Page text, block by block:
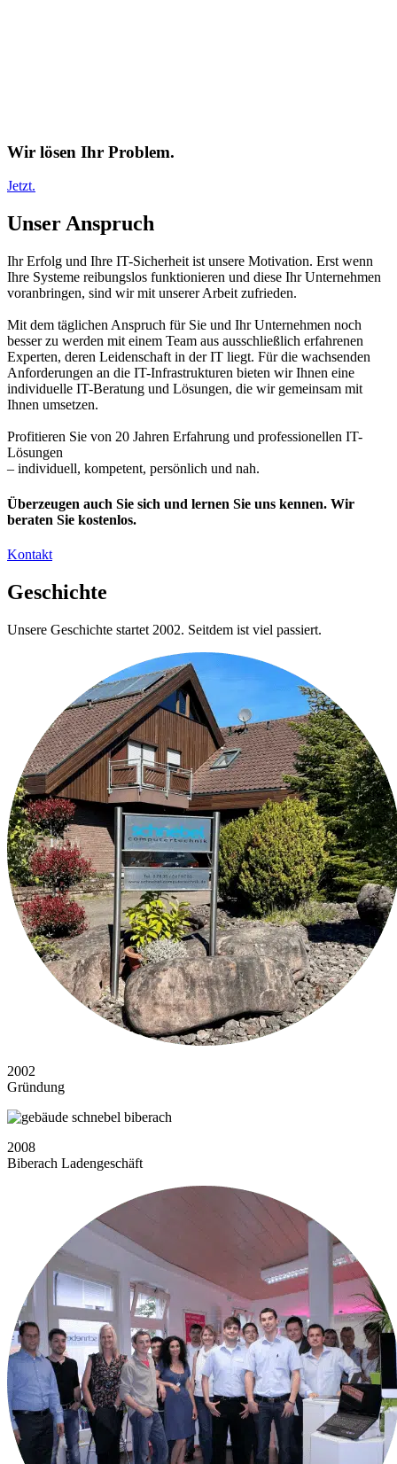
Wir lösen Ihr Problem.
Jetzt.
Unser Anspruch
Ihr Erfolg und Ihre IT-Sicherheit ist unsere Motivation. Erst wenn
Ihre Systeme reibungslos funktionieren und diese Ihr Unternehmen
voranbringen, sind wir mit unserer Arbeit zufrieden.
Mit dem täglichen Anspruch für Sie und Ihr Unternehmen noch
besser zu werden mit einem Team aus ausschließlich erfahrenen
Experten, deren Leidenschaft in der IT liegt. Für die wachsenden
Anforderungen an die IT-Infrastrukturen bieten wir Ihnen eine
individuelle IT-Beratung und Lösungen, die wir gemeinsam mit
Ihnen umsetzen.
Profitieren Sie von 20 Jahren Erfahrung und professionellen IT-
Lösungen
– individuell, kompetent, persönlich und nah.
Überzeugen auch Sie sich und lernen Sie uns kennen. Wir
beraten Sie kostenlos.
Kontakt
Geschichte
Unsere Geschichte startet 2002. Seitdem ist viel passiert.
2002
Gründung
2008
Biberach Ladengeschäft